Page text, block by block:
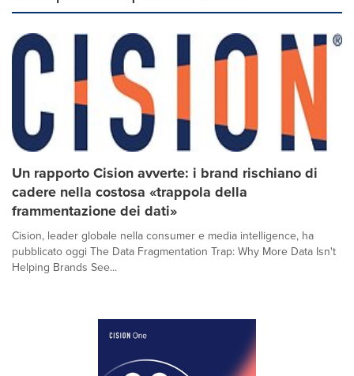
Un rapporto Cision avverte: i brand rischiano di
cadere nella costosa «trappola della
frammentazione dei dati»
Cision, leader globale nella consumer e media intelligence, ha
pubblicato oggi The Data Fragmentation Trap: Why More Data Isn't
Helping Brands See...